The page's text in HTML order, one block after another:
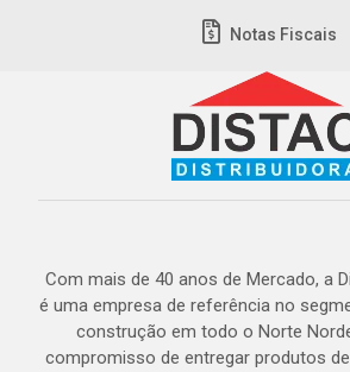
Notas Fiscais
Com mais de 40 anos de Mercado, a
é uma empresa de referência no
construção em todo o Norte
compromisso de entregar produtos